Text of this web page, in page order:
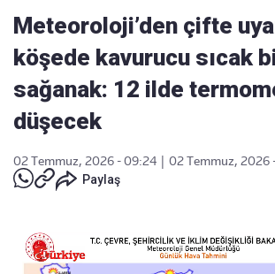
Meteoroloji’den çifte
köşede kavurucu sıcak
sağanak: 12 ilde
düşecek
02 Temmuz, 2026 - 09:24
02 Temmuz, 2026
Paylaş